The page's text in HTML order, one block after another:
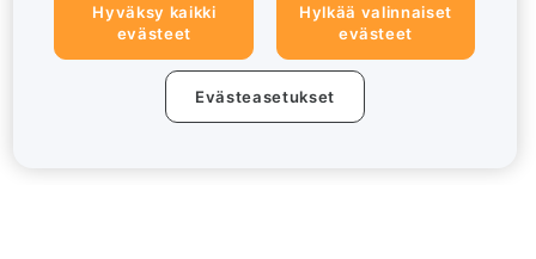
Hyväksy kaikki
evästeet
Hylkää valinnaiset
evästeet
Evästeasetukset